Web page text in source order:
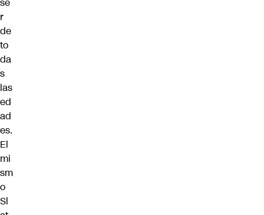
r
de
to
da
s
las
ed
ad
es.
El
mi
sm
o
Sl